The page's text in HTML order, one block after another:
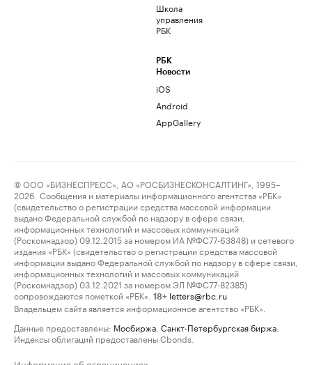
Школа
управления
РБК
РБК
Новости
iOS
Android
AppGallery
© ООО «БИЗНЕСПРЕСС», АО «РОСБИЗНЕСКОНСАЛТИНГ», 1995–
2026. Сообщения и материалы информационного агентства «РБК»
(свидетельство о регистрации средства массовой информации
выдано Федеральной службой по надзору в сфере связи,
информационных технологий и массовых коммуникаций
(Роскомнадзор) 09.12.2015 за номером ИА №ФС77-63848) и сетевого
издания «РБК» (свидетельство о регистрации средства массовой
информации выдано Федеральной службой по надзору в сфере связи,
информационных технологий и массовых коммуникаций
(Роскомнадзор) 03.12.2021 за номером ЭЛ №ФС77-82385)
сопровождаются пометкой «РБК».
18+ letters@rbc.ru
Владельцем сайта является информационное агентство «РБК».
Данные предоставлены: Мосбиржа Санкт-Петербургская биржа
Индексы облигаций предоставлены Cbonds.